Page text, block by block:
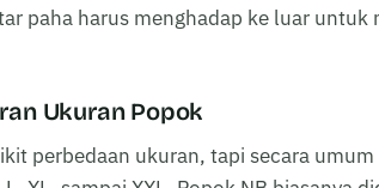
paha harus menghadap ke luar untuk
Ukuran Popok
perbedaan ukuran, tapi secara